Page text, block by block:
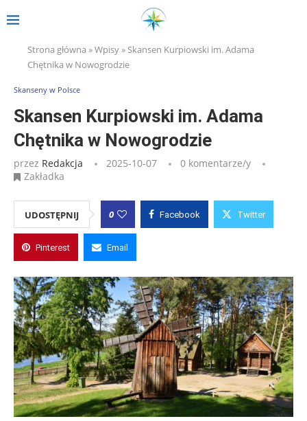
Strona główna »Wpisy»Skansen Kurpiowski im. Adama
Chętnika w Nowogrodzie
Skanseny w Polsce
Skansen Kurpiowski im. Adama
Chętnika w Nowogrodzie
przez Redakcja 2025-10-07
0 komentarze/y
Zakładka
UDOSTĘPNIJ 0 Facebook Twitter
Pinterest Email